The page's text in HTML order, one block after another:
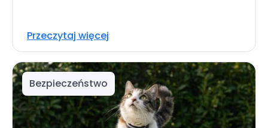
Przeczytaj więcej
Bezpieczeństwo